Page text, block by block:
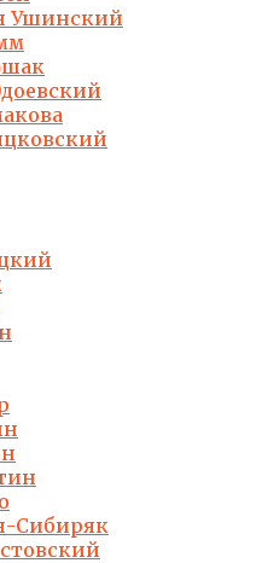
Ушинский
Сибиряк